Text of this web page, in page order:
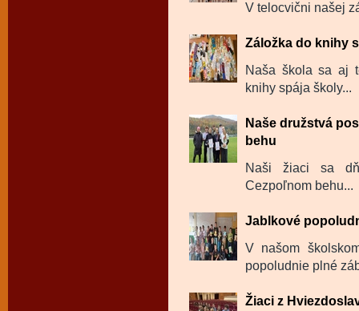
V telocvični našej
Záložka do knihy
Naša škola sa aj
knihy spája školy...
Naše družstvá
behu
Naši žiaci sa
Cezpoľnom behu...
Jablkové
V našom
popoludnie plné
Žiaci z